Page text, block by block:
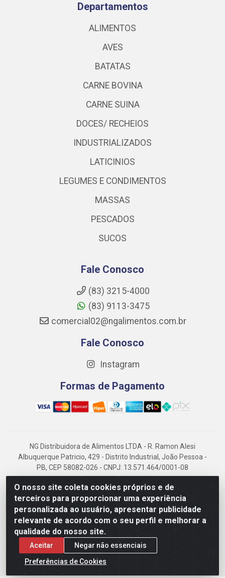
O nosso site coleta cookies próprios e de
terceiros para proporcionar uma experiência
personalizada ao usuário, apresentar publicidade
relevante de acordo com o seu perfil e melhorar a
qualidade do nosso site.
Aceitar
Negar não essenciais
Preferências de Cookies
Departamentos
ALIMENTOS
AVES
BATATAS
CARNE BOVINA
CARNE SUINA
DOCES/ RECHEIOS
INDUSTRIALIZADOS
LATICINIOS
LEGUMES E CONDIMENTOS
MASSAS
PESCADOS
SUCOS
Fale Conosco
(83) 3215-4000
(83) 9113-3475
comercial02@ngalimentos.com.br
Fale Conosco
Instagram
Formas de Pagamento
NG Distribuidora de Alimentos LTDA - R. Ramon Alesi
Albuquerque Patricio, 429 - Distrito Industrial, João Pessoa -
PB, CEP 58082-026 - CNPJ: 13.571.464/0001-08
NG Alimentos, há mais de 14 anos no mercado paraibano, é
referência em frigorificados, destacando-se pela logística
eficiente e excelência.